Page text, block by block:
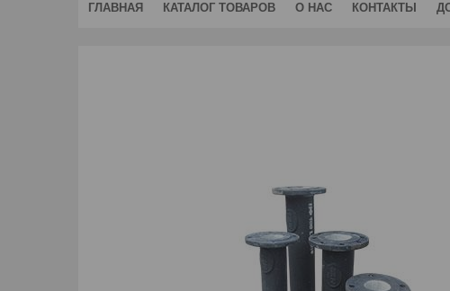
ГЛАВНАЯ КАТАЛОГ ТОВАРОВ О НАС КОНТАКТЫ